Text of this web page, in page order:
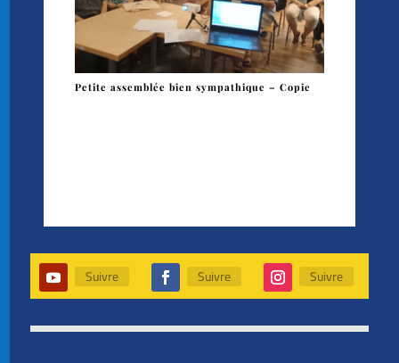
Petite assemblée bien sympathique – Copie
Suivre Suivre Suivre